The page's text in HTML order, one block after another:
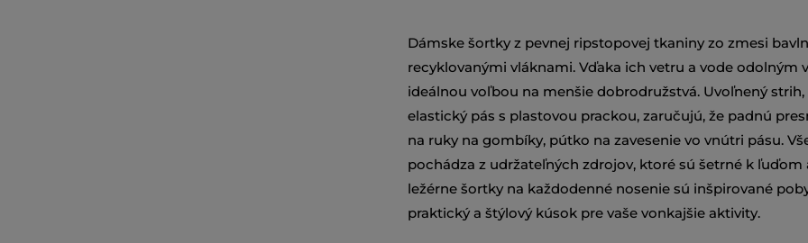
Dámske šortky z pevnej ripstopovej tkaniny zo zmesi
recyklovanými vláknami. Vďaka ich vetru a vode odolným
ideálnou voľbou na menšie dobrodružstvá. Uvoľnený
elastický pás s plastovou prackou, zaručujú, že padnú
na ruky na gombíky, pútko na zavesenie vo vnútri pásu.
pochádza z udržateľných zdrojov, ktoré sú šetrné k ľuďom
ležérne šortky na každodenné nosenie sú inšpirované
praktický a štýlový kúsok pre vaše vonkajšie aktivity.